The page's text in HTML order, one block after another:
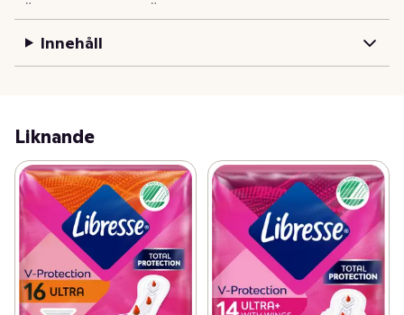
FÖLJSAM TEKNIK FÖR DITT UNDERLIV -
ABSORPTION - VÅR BÄSTA PASSFORM - ROLL PRESS
Libresse Binda Ultra+ Wing med Cour-V™ följer ditt
underliv för bästa skyddet med Libresse bästa
passform någonsin. En mjuk binda med vingar, snabb
uppsugningsförmåga och 3 smarta absorberande zoner
som håller dig fräsch och skyddad hela dagen. För att
du ska kunna röra dig fritt - move fearless.
Svanenmärkta och med 80% förnybar och återvunnen
plast i förpackningen.
Innehåll
Liknande